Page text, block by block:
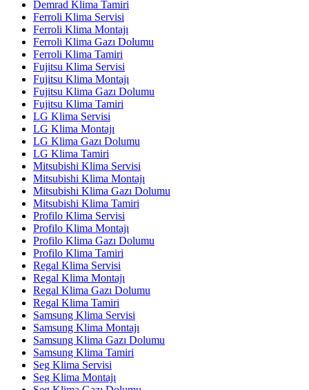
Demrad Klima Tamiri
Ferroli Klima Servisi
Ferroli Klima Montajı
Ferroli Klima Gazı Dolumu
Ferroli Klima Tamiri
Fujitsu Klima Servisi
Fujitsu Klima Montajı
Fujitsu Klima Gazı Dolumu
Fujitsu Klima Tamiri
LG Klima Servisi
LG Klima Montajı
LG Klima Gazı Dolumu
LG Klima Tamiri
Mitsubishi Klima Servisi
Mitsubishi Klima Montajı
Mitsubishi Klima Gazı Dolumu
Mitsubishi Klima Tamiri
Profilo Klima Servisi
Profilo Klima Montajı
Profilo Klima Gazı Dolumu
Profilo Klima Tamiri
Regal Klima Servisi
Regal Klima Montajı
Regal Klima Gazı Dolumu
Regal Klima Tamiri
Samsung Klima Servisi
Samsung Klima Montajı
Samsung Klima Gazı Dolumu
Samsung Klima Tamiri
Seg Klima Servisi
Seg Klima Montajı